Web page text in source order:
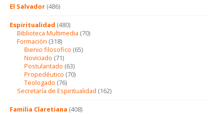
El Salvador (486)
Espiritualidad (480)
Biblioteca Multimedia (70)
Formación (318)
Bienio filosofico (65)
Noviciado (71)
Postulantado (63)
Propedéutico (70)
Teologado (76)
Secretaría de Espiritualidad (162)
Familia Claretiana (408)